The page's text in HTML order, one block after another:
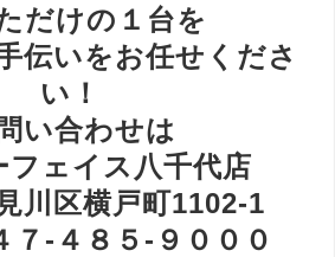
だけの１台を
伝いをお任せくださ
い！
い合わせは
フェイス八千代店
川区横戸町1102-1
７-４８５-９０００